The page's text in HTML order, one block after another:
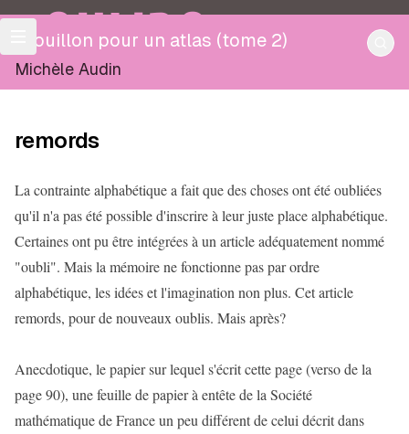
OULIPO
Brouillon pour un atlas (tome 2)
Michèle Audin
remords
La contrainte alphabétique a fait que des choses ont été oubliées
qu'il n'a pas été possible d'inscrire à leur juste place alphabétique.
Certaines ont pu être intégrées à un article adéquatement nommé
"oubli". Mais la mémoire ne fonctionne pas par ordre
alphabétique, les idées et l'imagination non plus. Cet article
remords, pour de nouveaux oublis. Mais après?
Anecdotique, le papier sur lequel s'écrit cette page (verso de la
page 90), une feuille de papier à entête de la Société
mathématique de France un peu différent de celui décrit dans